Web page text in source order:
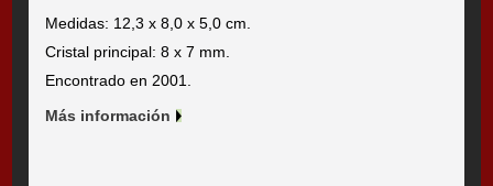
Medidas: 12,3 x 8,0 x 5,0 cm.
Cristal principal: 8 x 7 mm.
Encontrado en 2001.
Más información